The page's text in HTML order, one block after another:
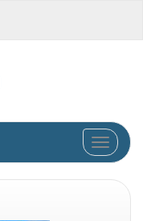
Afficher/